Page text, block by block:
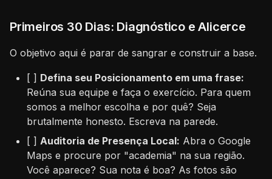
Primeiros 30 Dias: Diagnóstico e Alicerce
O objetivo aqui é parar de sangrar e construir a base.
[ ] Defina seu Posicionamento em uma frase:
Reúna sua equipe e faça o exercício. Para quem
somos a melhor escolha e por quê? Seja
brutalmente honesto. Escreva na parede.
[ ] Auditoria de Presença Local: Abra o Google
Maps e procure por "academia" na sua região.
Você aparece? Sua nota é boa? As fotos são